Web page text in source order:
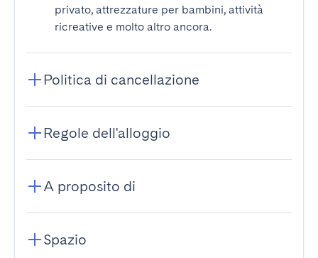
privato, attrezzature per bambini, attività
ricreative e molto altro ancora.
Politica di cancellazione
Regole dell'alloggio
A proposito di
Spazio